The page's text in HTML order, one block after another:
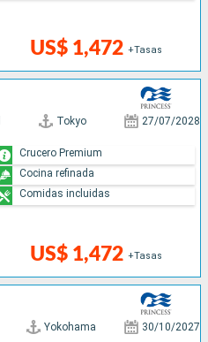
US$ 1,472 +Tasas
Tokyo 27/07/2028
US$ 1,472 +Tasas
Crucero Premium
Cocina refinada
Comidas incluidas
Yokohama 30/10/2027